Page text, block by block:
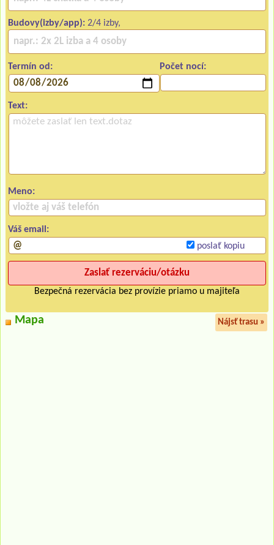
Budovy(izby/app): 2/4 izby,
Termín od: Počet nocí:
Text:
Meno:
Váš email:
poslať kopiu
Bezpečná rezervácia bez provízie priamo u majiteľa
Mapa Nájsť trasu »